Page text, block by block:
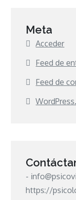
Meta
Acceder
Feed de
Feed de
-
https://